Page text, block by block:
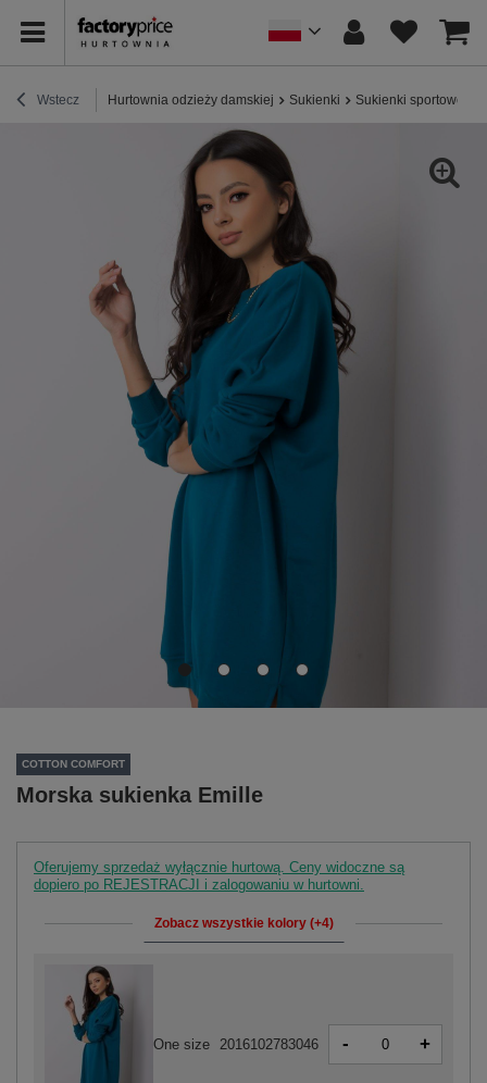
Wstecz Hurtownia odzieży damskiej Sukienki Sukienki sportowe /
COTTON COMFORT
Morska sukienka Emille
Oferujemy sprzedaż wyłącznie hurtową. Ceny widoczne są
dopiero po REJESTRACJI i zalogowaniu w hurtowni.
Zobacz wszystkie kolory (+4)
One size 2016102783046 - +